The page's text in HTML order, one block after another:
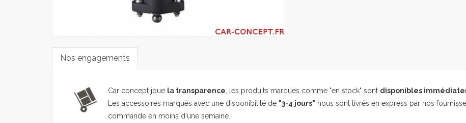
Nos engagements
Car concept joue la transparence, les produits marqués comme "en stock" sont disponibles
Les accessoires marqués avec une disponibilité de "3-4 jours" nous sont livrés en express par nos
commande en moins d'une semaine.